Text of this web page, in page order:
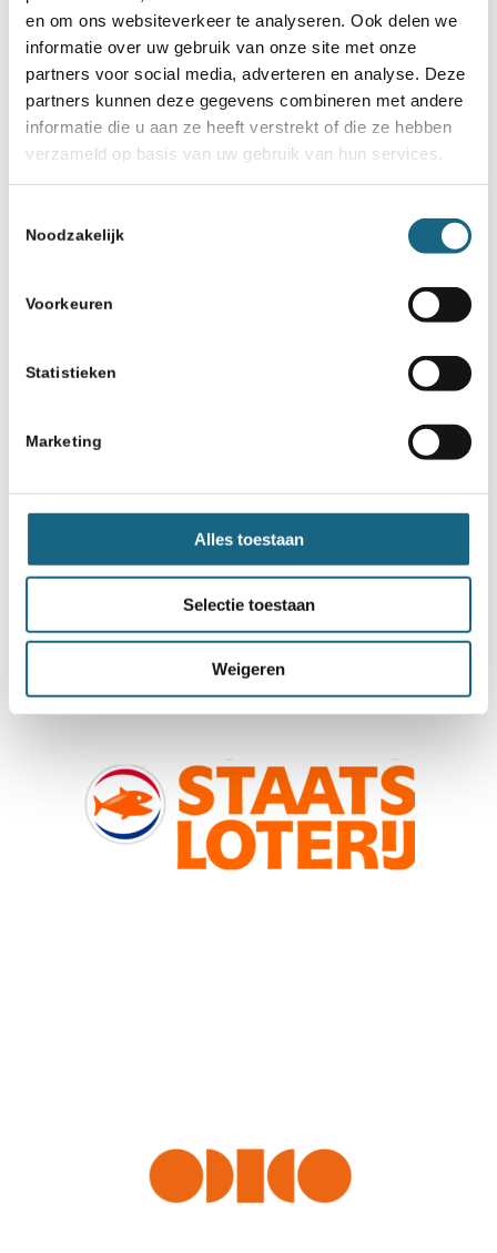
en om ons websiteverkeer te analyseren. Ook delen we
informatie over uw gebruik van onze site met onze
partners voor social media, adverteren en analyse. Deze
partners kunnen deze gegevens combineren met andere
informatie die u aan ze heeft verstrekt of die ze hebben
verzameld op basis van uw gebruik van hun services.
Noodzakelijk
Voorkeuren
Statistieken
Marketing
Alles toestaan
Selectie toestaan
Weigeren
Schaakbond.nl wordt mede mogelijk
gemaakt door: